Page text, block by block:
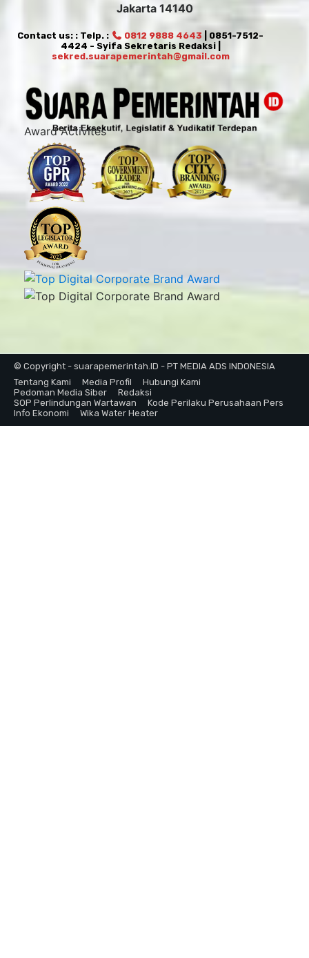
Jakarta 14140
Contact us: : Telp. : 0812 9888 4643 | 0851-7512-
4424 - Syifa Sekretaris Redaksi |
sekred.suarapemerintah@gmail.com
Award Activites
© Copyright - suarapemerintah.ID - PT MEDIA ADS INDONESIA
Tentang Kami
Media Profil
Hubungi Kami
Pedoman Media Siber
Redaksi
SOP Perlindungan Wartawan
Kode Perilaku Perusahaan Pers
Info Ekonomi
Wika Water Heater